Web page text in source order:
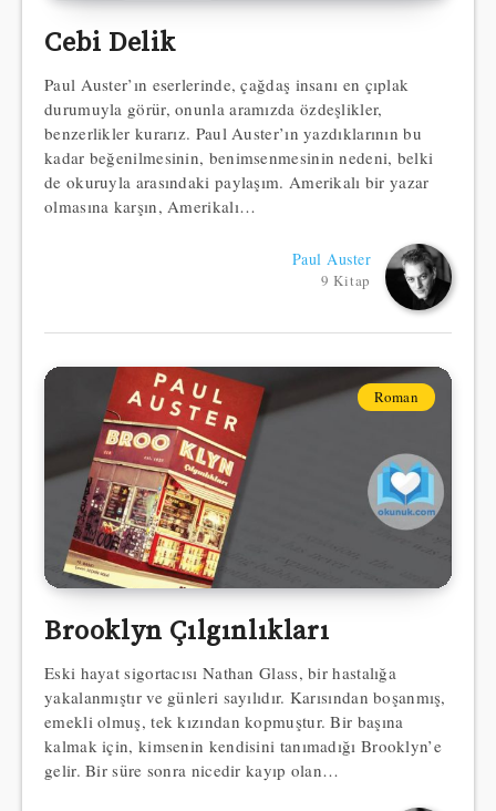
Cebi Delik
Paul Auster’ın eserlerinde, çağdaş insanı en çıplak
durumuyla görür, onunla aramızda özdeşlikler,
benzerlikler kurarız. Paul Aus­ter’ın yazdıklarının bu
kadar beğenilmesinin, benimsenmesinin nedeni, belki
de okuruyla arasındaki paylaşım. Amerikalı bir yazar
olmasına karşın, Amerikalı…
Paul Auster
9 Kitap
Roman
Brooklyn Çılgınlıkları
Eski hayat sigortacısı Nathan Glass, bir hastalığa
yakalanmıştır ve günleri sayılıdır. Karısından boşanmış,
emekli olmuş, tek kızından kopmuştur. Bir başına
kalmak için, kimsenin kendisini tanımadığı Brooklyn’e
gelir. Bir süre sonra nicedir kayıp olan…